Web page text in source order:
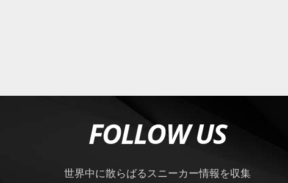
FOLLOW US
世界中に散らばるスニーカー情報を収集